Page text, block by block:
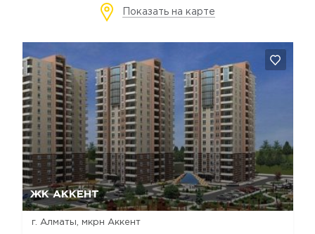
Показать на карте
ЖК АККЕНТ
г. Алматы, мкрн Аккент
Да, удалить Отмена